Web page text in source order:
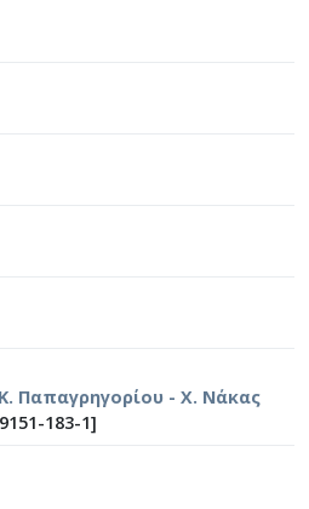
Παπαγρηγορίου - Χ. Νάκας
183-1]